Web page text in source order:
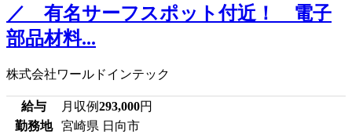
／ 有名サーフスポット付近！ 電子
部品材料...
株式会社ワールドインテック
給与 月収例293,000円
勤務地
宮崎県 日向市